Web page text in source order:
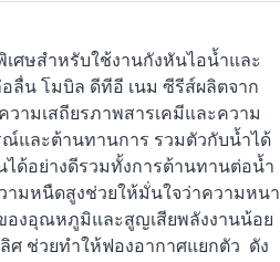
ศษสำหรับใช้งานกังหันไอน้ำและ
ลื่น โมบิล ดีทีอี เนม ซีรีส์ผลิตจาก
มเสถียรภาพสารเคมีและความ
ณ์และต้านทานการ รวมตัวกับน้ำได้
ด้อย่างดีรวมทั้งการต้านทานต่อน้ำ
มหนืดสูงช่วยให้มั่นใจว่าความหนา
องอุณหภูมิและสูญเสียพลังงานน้อย
ช่วยทำให้ฟองอากาศแยกตัว ดัง